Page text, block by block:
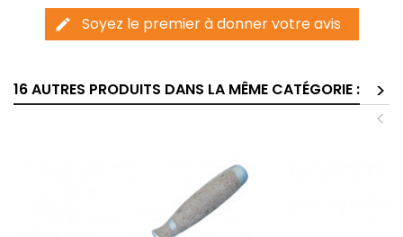
edit Soyez le premier à donner votre avis
16 AUTRES PRODUITS DANS LA MÊME CATÉGORIE :
>
<